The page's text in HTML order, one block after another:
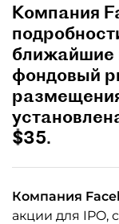
Компания
ближайшие
фондовый
$35.
Компания
акции для IPO,